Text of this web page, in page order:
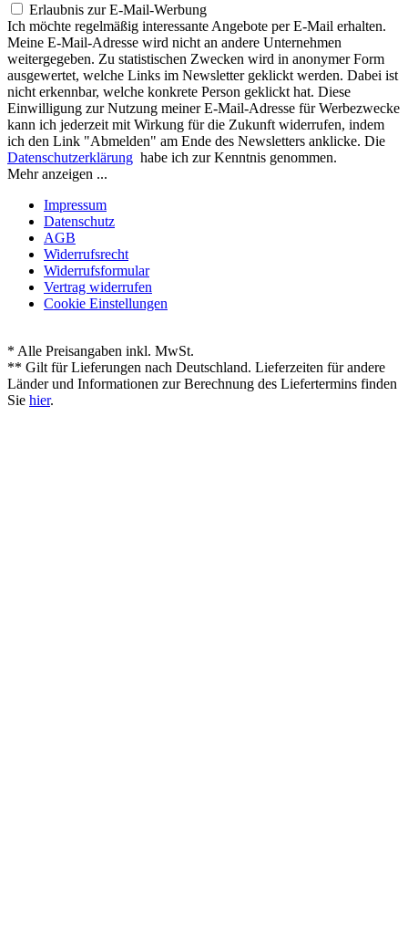
Erlaubnis zur E-Mail-Werbung
Ich möchte regelmäßig interessante Angebote per E-Mail erhalten.
Meine E-Mail-Adresse wird nicht an andere Unternehmen
weitergegeben. Zu statistischen Zwecken wird in anonymer Form
ausgewertet, welche Links im Newsletter geklickt werden. Dabei ist
nicht erkennbar, welche konkrete Person geklickt hat. Diese
Einwilligung zur Nutzung meiner E-Mail-Adresse für Werbezwecke
kann ich jederzeit mit Wirkung für die Zukunft widerrufen, indem
ich den Link "Abmelden" am Ende des Newsletters anklicke. Die
Datenschutzerklärung habe ich zur Kenntnis genommen.
Mehr anzeigen ...
Impressum
Datenschutz
AGB
Widerrufsrecht
Widerrufsformular
Vertrag widerrufen
Cookie Einstellungen
* Alle Preisangaben inkl. MwSt.
** Gilt für Lieferungen nach Deutschland. Lieferzeiten für andere
Länder und Informationen zur Berechnung des Liefertermins finden
Sie hier.